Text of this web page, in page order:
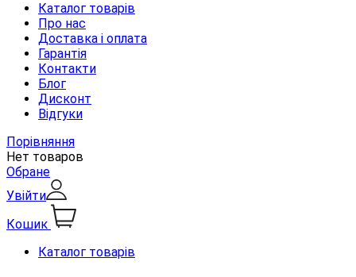
Каталог товарів
Про нас
Доставка і оплата
Гарантія
Контакти
Блог
Дисконт
Відгуки
Порівняння
Нет товаров
Обране
Увійти
Кошик
Каталог товарів